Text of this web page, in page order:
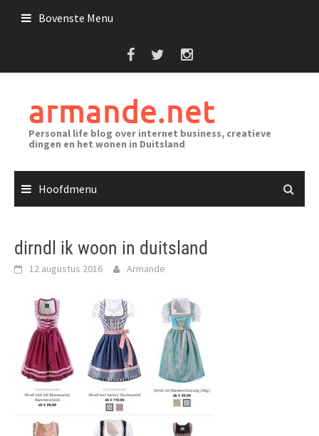
Bovenste Menu
armande.net
Personal life blog over internet business, creatieve
dingen en het wonen in Duitsland
Hoofdmenu
dirndl ik woon in duitsland
12 augustus 2016 Armande